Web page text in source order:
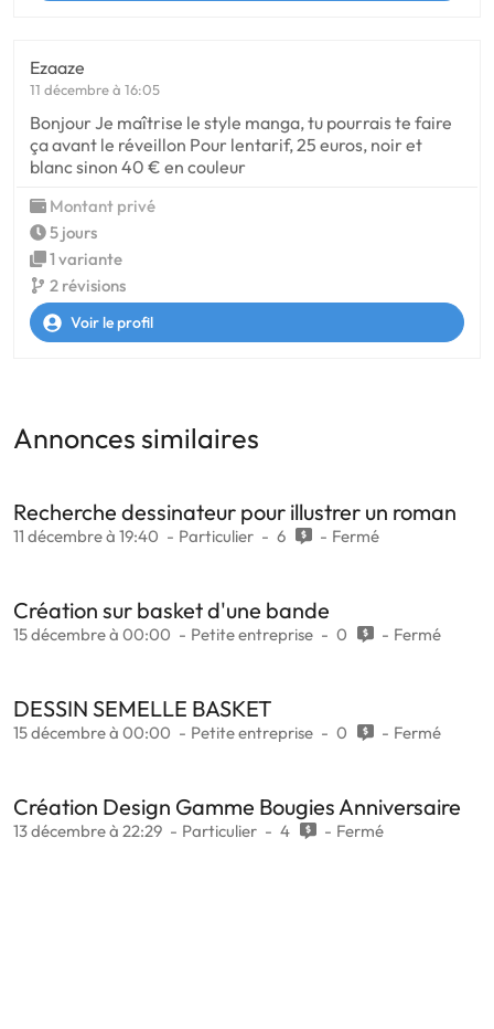
Ezaaze
11 décembre à 16:05
Bonjour Je maîtrise le style manga, tu pourrais te faire
ça avant le réveillon Pour lentarif, 25 euros, noir et
blanc sinon 40 € en couleur
Montant privé
5 jours
1 variante
2 révisions
Voir le profil
Annonces similaires
Recherche dessinateur pour illustrer un roman
11 décembre à 19:40 Particulier 6 Fermé
Création sur basket d'une bande
15 décembre à 00:00 Petite entreprise 0 Fermé
DESSIN SEMELLE BASKET
15 décembre à 00:00 Petite entreprise 0 Fermé
Création Design Gamme Bougies Anniversaire
13 décembre à 22:29 Particulier 4 Fermé